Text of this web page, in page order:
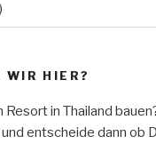
WIR HIER?
Resort in Thailand
entscheide dann ob